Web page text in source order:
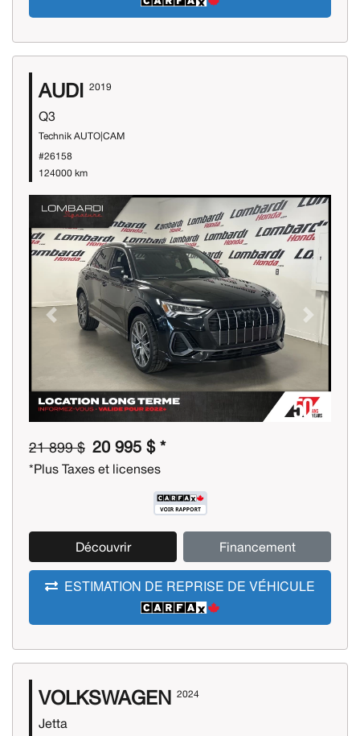
AUDI 2019
Q3
Technik AUTO|CAM
#26158
124000 km
Previous Next
21 899 $ 20 995 $ *
*Plus Taxes et licenses
Découvrir Financement
ESTIMATION DE REPRISE DE VÉHICULE
VOLKSWAGEN 2024
Jetta